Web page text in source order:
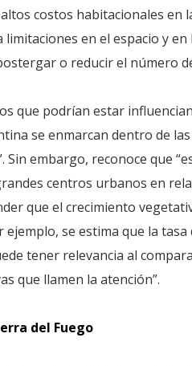
costos habitacionales en
en el espacio y
o reducir el número
que podrían estar
se enmarcan dentro de
Sin embargo, reconoce que
centros urbanos en
que el crecimiento
se estima que la
tener relevancia al
que llamen la atención”.
del Fuego